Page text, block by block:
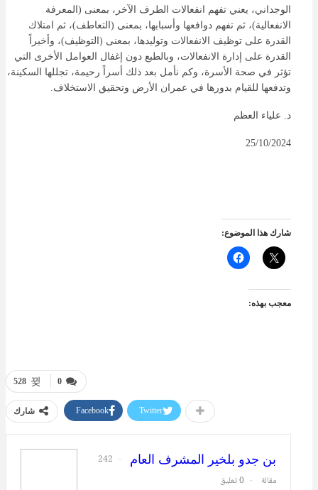
الوجداني، يعني تفهم انفعالات الطرف الآخر، بمعنى (المعرفة
الانفعالية)، ثم تفهم دوافعها وأسبابها، بمعنى (التعاطف)، ثم امتلاك
القدرة على توظيف الانفعالات وتوليدها، بمعنى (التوظيف)، وأخيراً
القدرة على إدارة الانفعالات، وبالطبع دون إغفال العوامل الأخرى التي
تؤثر في صحة الأسرة، وكم نأمل بعد ذلك أسراً رحيمة، تجللها السكينة،
وتدفعها للقيام بدورها في عمران الأرض وتحقيق الاستخلاف.
د. علياء العظم
25/10/2024
شارك هذا الموضوع:
معجب بهذه:
0
528
شارك Facebook Twitter
بن جدو بلخير المشرف العام
242
مقالة
0 تعليق